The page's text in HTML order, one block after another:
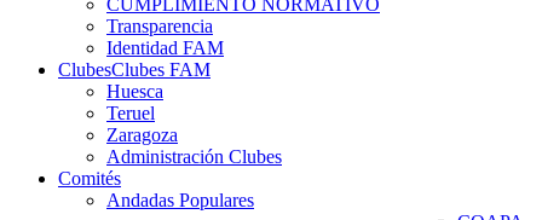
CUMPLIMIENTO NORMATIVO
Transparencia
Identidad FAM
ClubesClubes FAM
Huesca
Teruel
Zaragoza
Administración Clubes
Comités
Andadas Populares